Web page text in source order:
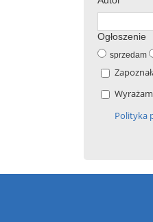
Ogłoszenie
sprzedam
Polityka